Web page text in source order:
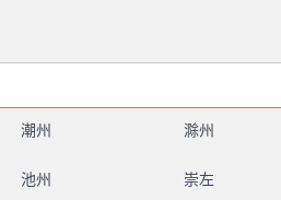
潮州 滁州
池州 崇左